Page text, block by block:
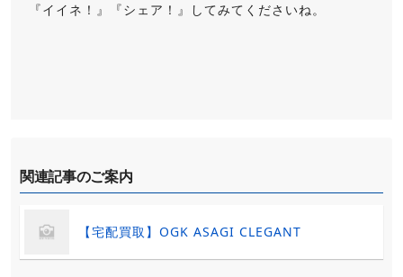
『イイネ！』『シェア！』してみてくださいね。
関連記事のご案内
【宅配買取】OGK ASAGI CLEGANT